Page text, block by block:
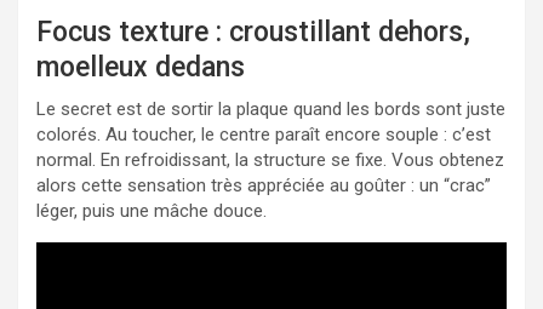
Focus texture : croustillant dehors,
moelleux dedans
Le secret est de sortir la plaque quand les bords sont juste
colorés. Au toucher, le centre paraît encore souple : c’est
normal. En refroidissant, la structure se fixe. Vous obtenez
alors cette sensation très appréciée au goûter : un “crac”
léger, puis une mâche douce.